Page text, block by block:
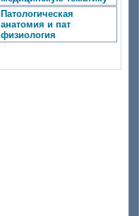
Патологическая
анатомия и пат
физиология